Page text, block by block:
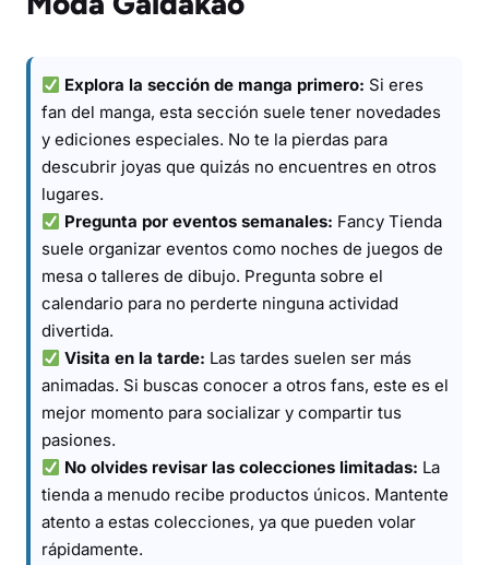
Explora la sección de manga primero: Si eres
fan del manga, esta sección suele tener novedades
y ediciones especiales. No te la pierdas para
descubrir joyas que quizás no encuentres en otros
lugares.
Pregunta por eventos semanales: Fancy Tienda
suele organizar eventos como noches de juegos de
mesa o talleres de dibujo. Pregunta sobre el
calendario para no perderte ninguna actividad
divertida.
Visita en la tarde: Las tardes suelen ser más
animadas. Si buscas conocer a otros fans, este es el
mejor momento para socializar y compartir tus
pasiones.
No olvides revisar las colecciones limitadas: La
tienda a menudo recibe productos únicos. Mantente
atento a estas colecciones, ya que pueden volar
rápidamente.